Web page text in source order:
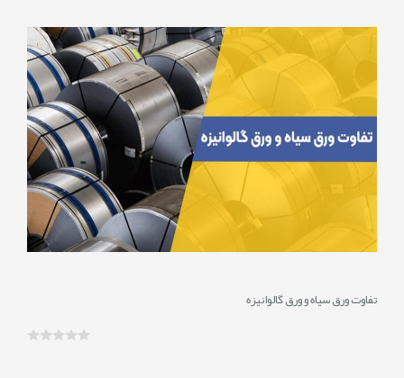
تفاوت ورق سیاه و ورق گالوانیزه